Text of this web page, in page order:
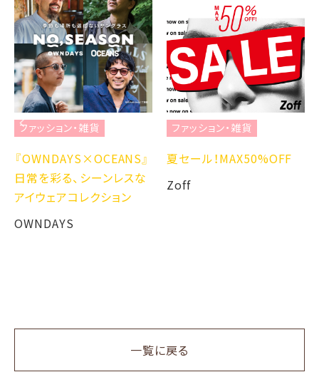
ファッション・雑貨
『OWNDAYS×OCEANS』
日常を彩る、シーンレスな
アイウェアコレクション
OWNDAYS
ファッション・雑貨
夏セール！MAX50%OFF
Zoff
一覧に戻る